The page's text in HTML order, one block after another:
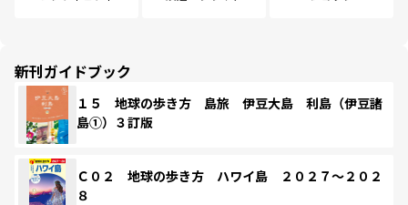
新刊ガイドブック
１５ 地球の歩き方 島旅 伊豆大島 利島（伊豆諸
島①）３訂版
Ｃ０２ 地球の歩き方 ハワイ島 ２０２７～２０２
８